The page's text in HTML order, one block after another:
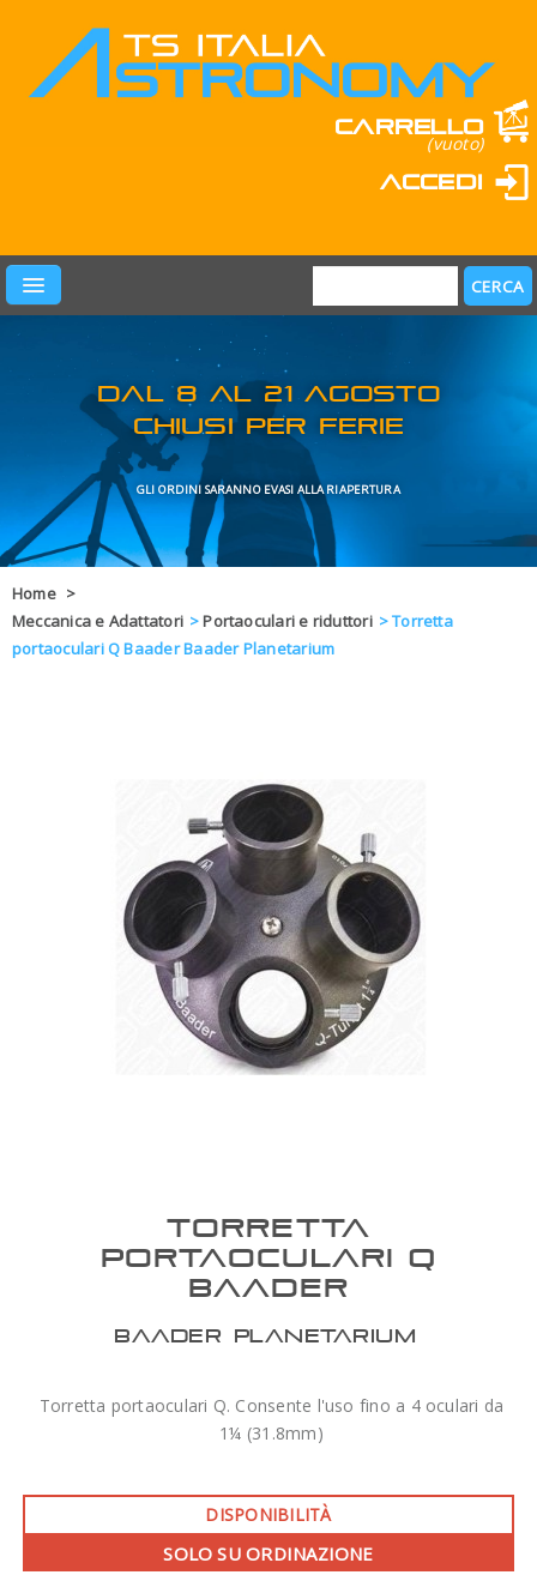
Carrello
(vuoto)
Accedi
PRODOTTI
LEARN & FUN
MARCHI
OFFERTE
BLOG
DAL 8 AL 21
GLI ORDINI SARANNO EVASI
Home >
Meccanica e Adattatori >Portaoculari e riduttori >Torretta
portaoculari Q Baader Baader Planetarium
TORRETTA
PORTAOCULARI Q
BAADER
BAADER PLANETARIUM
Torretta portaoculari Q. Consente l'uso fino a 4 oculari da
1¼ (31.8mm)
DISPONIBILITÀ
SOLO SU ORDINAZIONE